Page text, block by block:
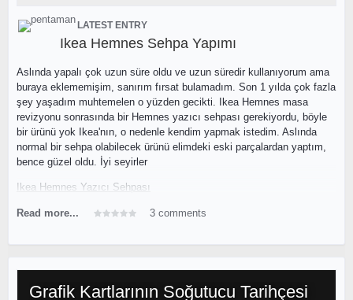
görünümü var (logoyu asetonla silmeyi düşünüyorum). Cihazın
ağırlığı, metal kasası sebebiyle 3.7 kg. Internet üzerinde giriş/
LATEST ENTRY
Ikea Hemnes Sehpa Yapımı
Aslında yapalı çok uzun süre oldu ve uzun süredir kullanıyorum ama
buraya eklememişim, sanırım fırsat bulamadım. Son 1 yılda çok fazla
şey yaşadım muhtemelen o yüzden gecikti. Ikea Hemnes masa
revizyonu sonrasında bir Hemnes yazıcı sehpası gerekiyordu, böyle
bir ürünü yok Ikea'nın, o nedenle kendim yapmak istedim. Aslında
normal bir sehpa olabilecek ürünü elimdeki eski parçalardan yaptım,
bence güzel oldu. İyi seyirler
Ikea Hemnes Yazıcı Sehpası
Read more... 3 comments
Grafik Kartlarının Soğutucu Tarihçesi